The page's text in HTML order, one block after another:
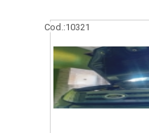
Cod.:10321